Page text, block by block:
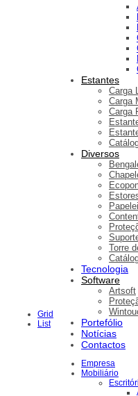
Estantes
Carga
Carga
Carga
Diversos
Torre
Tecnologia
Software
Artsoft
Portefólio
Notícias
Contactos
Empresa
Mobiliário
Grid
List